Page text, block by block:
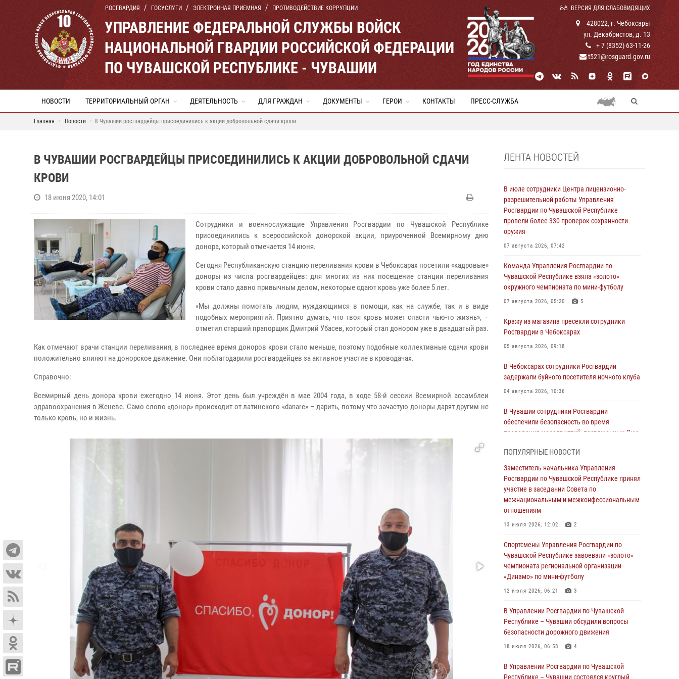
РОСГВАРДИЯ ГОСУСЛУГИ ЭЛЕКТРОННАЯ ПРИЕМНАЯ ПРОТИВОДЕЙСТВИЕ КОРРУПЦИИ ВЕРСИЯ ДЛЯ СЛАБОВИДЯЩИХ
УПРАВЛЕНИЕ ФЕДЕРАЛЬНОЙ СЛУЖБЫ ВОЙСК
НАЦИОНАЛЬНОЙ ГВАРДИИ РОССИЙСКОЙ ФЕДЕРАЦИИ
ПО ЧУВАШСКОЙ РЕСПУБЛИКЕ - ЧУВАШИИ
428022, г. Чебоксары
ул. Декабристов, д. 13
+ 7 (8352) 63-11-26
t521@rosguard.gov.ru
НОВОСТИ ТЕРРИТОРИАЛЬНЫЙ ОРГАН ДЕЯТЕЛЬНОСТЬ ДЛЯ ГРАЖДАН ДОКУМЕНТЫ ГЕРОИ КОНТАКТЫ ПРЕСС-СЛУЖБА
Главная Новости В Чувашии росгвардейцы присоединились к акции добровольной сдачи крови
В ЧУВАШИИ РОСГВАРДЕЙЦЫ ПРИСОЕДИНИЛИСЬ К АКЦИИ ДОБРОВОЛЬНОЙ СДАЧИ
КРОВИ
18 июня 2020, 14:01
Сотрудники и военнослужащие Управления Росгвардии по Чувашской Республике
присоединились к всероссийской донорской акции, приуроченной Всемирному дню
донора, который отмечается 14 июня.
Сегодня Республиканскую станцию переливания крови в Чебоксарах посетили «кадровые»
доноры из числа росгвардейцев: для многих из них посещение станции переливания
крови стало давно привычным делом, некоторые сдают кровь уже более 5 лет.
«Мы должны помогать людям, нуждающимся в помощи, как на службе, так и в виде
подобных мероприятий. Приятно думать, что твоя кровь может спасти чью-то жизнь», –
отметил старший прапорщик Дмитрий Убасев, который стал донором уже в двадцатый раз.
Как отмечают врачи станции переливания, в последнее время доноров крови стало меньше, поэтому подобные коллективные сдачи крови
положительно влияют на донорское движение. Они поблагодарили росгвардейцев за активное участие в кроводачах.
Справочно:
Всемирный день донора крови ежегодно 14 июня. Этот день был учреждён в мае 2004 года, в ходе 58-й сессии Всемирной ассамблеи
здравоохранения в Женеве. Само слово «донор» происходит от латинского «danare» – дарить, потому что зачастую доноры дарят другим не
только кровь, но и жизнь.
ЛЕНТА НОВОСТЕЙ
В июле сотрудники Центра лицензионно-
разрешительной работы Управления
Росгвардии по Чувашской Республике
провели более 330 проверок сохранности
оружия
07 августа 2026, 07:42
Команда Управления Росгвардии по
Чувашской Республике взяла «золото»
окружного чемпионата по мини-футболу
07 августа 2026, 05:20 5
Кражу из магазина пресекли сотрудники
Росгвардии в Чебоксарах
05 августа 2026, 09:18
В Чебоксарах сотрудники Росгвардии
задержали буйного посетителя ночного клуба
04 августа 2026, 10:36
В Чувашии сотрудники Росгвардии
обеспечили безопасность во время
проведения мероприятий, посвященных Дню
В июле сотрудники вневедомственной
охраны Росгвардии задержали более 200
граждан, подозреваемых в совершении
правонарушений
03 августа 2026, 08:20
В Росгвардии вспоминают российских
воинов, погибших в Первой мировой войне
1914-1918 годов
01 августа 2026, 07:19
подозреваемого в причинении тяжкого вреда
здоровью
01 августа 2026, 06:12
национальной гвардии Российской
Федерации
ПОПУЛЯРНЫЕ НОВОСТИ
Заместитель начальника Управления
Росгвардии по Чувашской Республике принял
участие в заседании Совета по
межнациональным и межконфессиональным
отношениям
13 июля 2026, 12:02 2
Спортсмены Управления Росгвардии по
Чувашской Республике завоевали «золото»
чемпионата региональной организации
«Динамо» по мини-футболу
12 июля 2026, 06:21 3
В Управлении Росгвардии по Чувашской
Республике – Чувашии обсудили вопросы
безопасности дорожного движения
18 июля 2026, 06:58 4
В Управлении Росгвардии по Чувашской
Республике – Чувашии состоялся круглый